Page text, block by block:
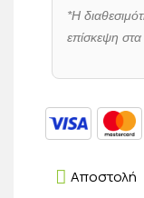
*Η
επίσκεψη στα
Αποστολή